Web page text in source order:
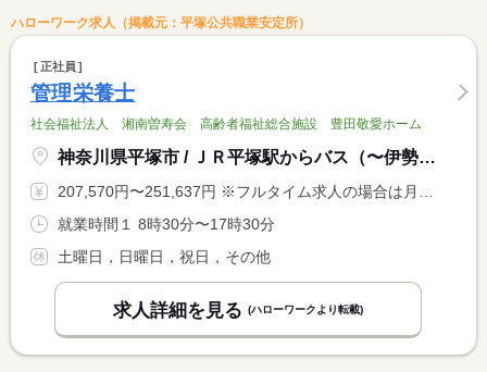
ハローワーク求人（掲載元：平塚公共職業安定所）
正社員
管理栄養士
社会福祉法人 湘南曽寿会 高齢者福祉総合施設 豊田敬愛ホーム
神奈川県平塚市 / ＪＲ平塚駅からバス（〜伊勢原）豊田本郷駅バス停下車 徒歩３分
207,570円〜251,637円 ※フルタイム求人の場合は月額（換算額）、パート求人の場合は時間額を表示しています。
就業時間１ 8時30分〜17時30分
土曜日，日曜日，祝日，その他
求人詳細を見る (ハローワークより転載)